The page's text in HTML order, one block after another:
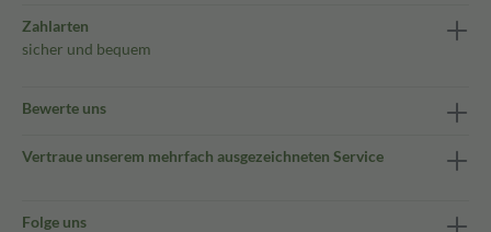
Zahlarten
sicher und bequem
Bewerte uns
Vertraue unserem mehrfach ausgezeichneten Service
Folge uns